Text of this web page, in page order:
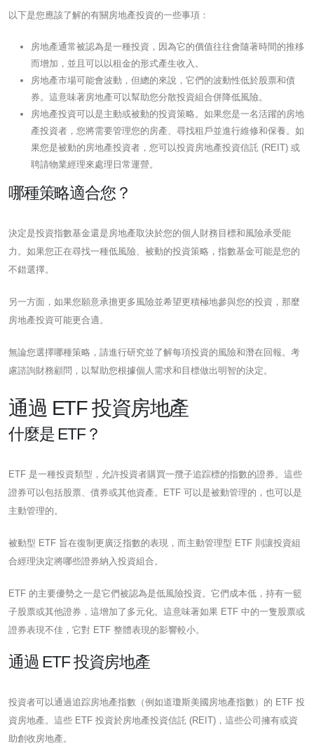
以下是您應該了解的有關房地產投資的一些事項：
房地產通常被認為是一種投資，因為它的價值往往會隨著時間的推移
而增加，並且可以以租金的形式產生收入。
房地產市場可能會波動，但總的來說，它們的波動性低於股票和債
券。這意味著房地產可以幫助您分散投資組合併降低風險。
房地產投資可以是主動或被動的投資策略。如果您是一名活躍的房地
產投資者，您將需要管理您的房產、尋找租戶並進行維修和保養。如
果您是被動的房地產投資者，您可以投資房地產投資信託 (REIT) 或
聘請物業經理來處理日常運營。
哪種策略適合您？
決定是投資指數基金還是房地產取決於您的個人財務目標和風險承受能
力。如果您正在尋找一種低風險、被動的投資策略，指數基金可能是您的
不錯選擇。
另一方面，如果您願意承擔更多風險並希望更積極地參與您的投資，那麼
房地產投資可能更合適。
無論您選擇哪種策略，請進行研究並了解每項投資的風險和潛在回報。考
慮諮詢財務顧問，以幫助您根據個人需求和目標做出明智的決定。
通過 ETF 投資房地產
什麼是 ETF？
ETF 是一種投資類型，允許投資者購買一攬子追踪標的指數的證券。這些
證券可以包括股票、債券或其他資產。ETF 可以是被動管理的，也可以是
主動管理的。
被動型 ETF 旨在復制更廣泛指數的表現，而主動管理型 ETF 則讓投資組
合經理決定將哪些證券納入投資組合。
ETF 的主要優勢之一是它們被認為是低風險投資。它們成本低，持有一籃
子股票或其他證券，這增加了多元化。這意味著如果 ETF 中的一隻股票或
證券表現不佳，它對 ETF 整體表現的影響較小。
通過 ETF 投資房地產
投資者可以通過追踪房地產指數（例如道瓊斯美國房地產指數）的 ETF 投
資房地產。這些 ETF 投資於房地產投資信託 (REIT)，這些公司擁有或資
助創收房地產。